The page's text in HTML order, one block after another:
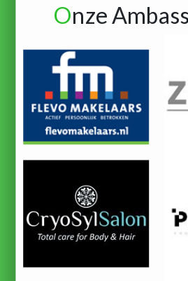
Onze